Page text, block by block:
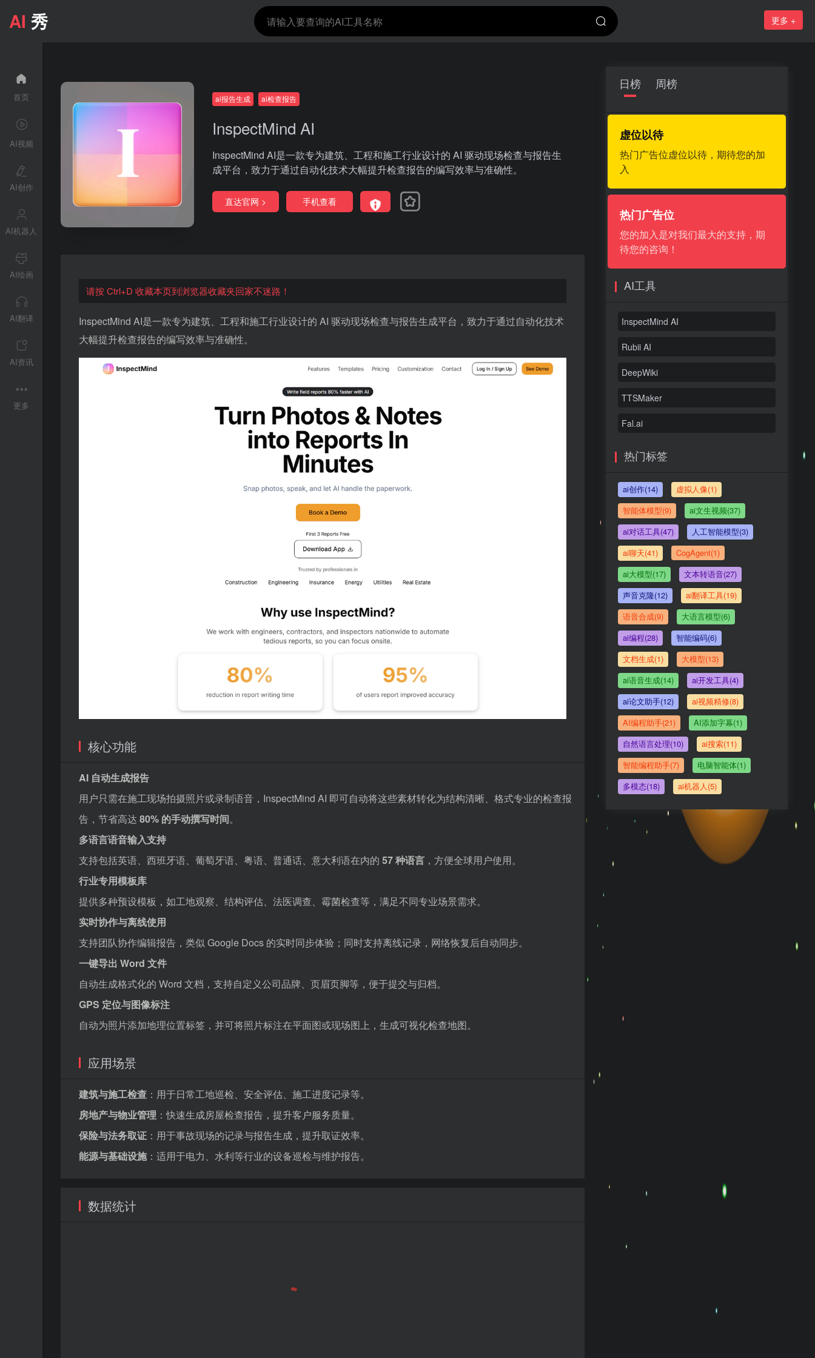
AI 秀 更多 +
首页
AI视频
AI创作
AI机器人
AI绘画
AI翻译
AI资讯
更多
ai报告生成 ai检查报告
InspectMind AI
InspectMind AI是一款专为建筑、工程和施工行业设计的 AI 驱动现场检查与报告生
成平台，致力于通过自动化技术大幅提升检查报告的编写效率与准确性。
直达官网 > 手机查看
请按 Ctrl+D 收藏本页到浏览器收藏夹回家不迷路！
InspectMind AI是一款专为建筑、工程和施工行业设计的 AI 驱动现场检查与报告生成平台，致力于通过自动化技术
大幅提升检查报告的编写效率与准确性。
核心功能
AI 自动生成报告
用户只需在施工现场拍摄照片或录制语音，InspectMind AI 即可自动将这些素材转化为结构清晰、格式专业的检查报
告，节省高达 80% 的手动撰写时间。
多语言语音输入支持
支持包括英语、西班牙语、葡萄牙语、粤语、普通话、意大利语在内的 57 种语言 ，方便全球用户使用。
行业专用模板库
提供多种预设模板，如工地观察、结构评估、法医调查、霉菌检查等，满足不同专业场景需求。
实时协作与离线使用
支持团队协作编辑报告，类似 Google Docs 的实时同步体验；同时支持离线记录，网络恢复后自动同步。
一键导出 Word 文件
自动生成格式化的 Word 文档，支持自定义公司品牌、页眉页脚等，便于提交与归档。
GPS 定位与图像标注
自动为照片添加地理位置标签，并可将照片标注在平面图或现场图上，生成可视化检查地图。
应用场景
建筑与施工检查 ：用于日常工地巡检、安全评估、施工进度记录等。
房地产与物业管理 ：快速生成房屋检查报告，提升客户服务质量。
保险与法务取证 ：用于事故现场的记录与报告生成，提升取证效率。
能源与基础设施：适用于电力、水利等行业的设备巡检与维护报告。
数据统计
日榜 周榜
虚位以待
热门广告位虚位以待，期待您的加
入
热门广告位
您的加入是对我们最大的支持，期
待您的咨询！
AI工具
InspectMind AI
Rubii AI
DeepWiki
TTSMaker
Fal.ai
热门标签
ai创作(14)
虚拟人像(1)
智能体模型(9)
ai文生视频(37)
ai对话工具(47)
人工智能模型(3)
ai聊天(41)
CogAgent(1)
ai大模型(17)
文本转语音(27)
声音克隆(12)
ai翻译工具(19)
语音合成(9)
大语言模型(6)
ai编程(28)
智能编码(6)
文档生成(1)
大模型(13)
ai语音生成(14)
ai开发工具(4)
ai论文助手(12)
ai视频精修(8)
AI编程助手(21)
AI添加字幕(1)
自然语言处理(10)
ai搜索(11)
智能编程助手(7)
电脑智能体(1)
多模态(18)
ai机器人(5)